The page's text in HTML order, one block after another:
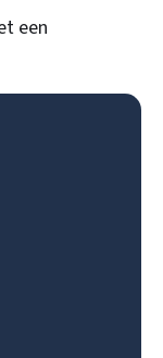
een